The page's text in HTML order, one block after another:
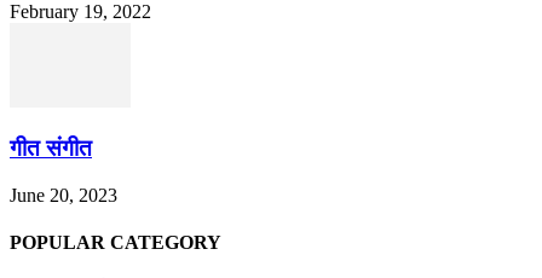
February 19, 2022
गीत संगीत
June 20, 2023
POPULAR CATEGORY